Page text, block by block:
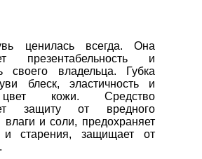
ценилась всегда. Она
презентабельность и
своего владельца. Губка
блеск, эластичность и
кожи. Средство
защиту от вредного
влаги и соли, предохраняет
старения, защищает от